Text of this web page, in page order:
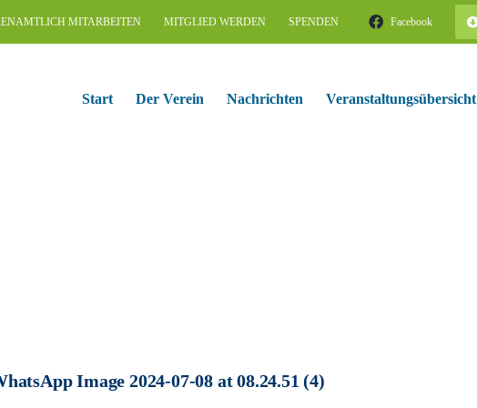
MITARBEITEN MITGLIED WERDEN SPENDEN Facebook
Start Der Verein Nachrichten Veranstaltungsübersicht
Image 2024-07-08 at 08.24.51 (4)